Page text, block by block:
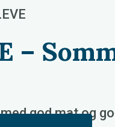
–
god mat og